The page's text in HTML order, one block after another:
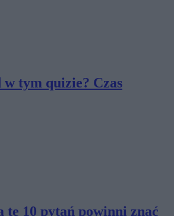
w tym quizie? Czas
te 10 pytań powinni znać